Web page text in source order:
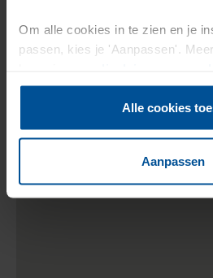
Om alle cookies in te zien en je
passen, kies je 'Aanpassen'.
Alle cookies
Aanpassen